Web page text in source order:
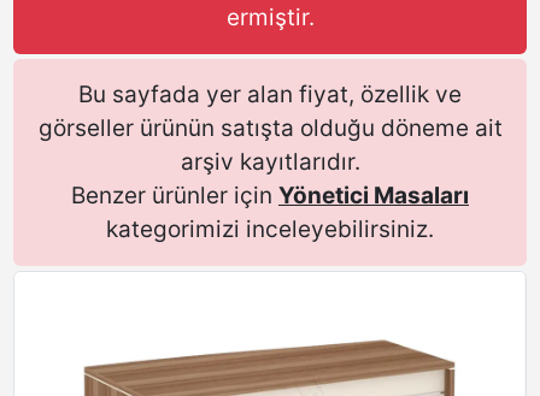
ermiştir.
Bu sayfada yer alan fiyat, özellik ve
görseller ürünün satışta olduğu döneme ait
arşiv kayıtlarıdır.
Benzer ürünler için Yönetici Masaları
kategorimizi inceleyebilirsiniz.